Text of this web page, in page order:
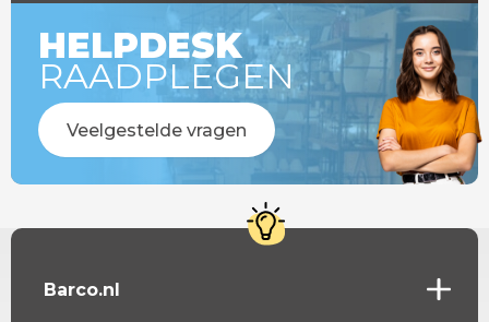
HELPDESK
RAADPLEGEN
Veelgestelde vragen
Barco.nl